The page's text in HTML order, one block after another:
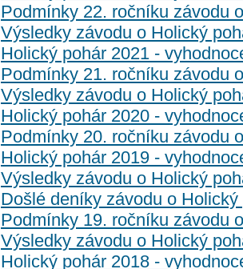
Podmínky 22. ročníku závodu
Výsledky závodu o Holický
Holický pohár 2021 -
Podmínky 21. ročníku závodu
Výsledky závodu o Holický
Holický pohár 2020 -
Podmínky 20. ročníku závodu
Holický pohár 2019 -
Výsledky závodu o Holický
Došlé deníky závodu o Holický
Podmínky 19. ročníku závodu
Výsledky závodu o Holický
Holický pohár 2018 -